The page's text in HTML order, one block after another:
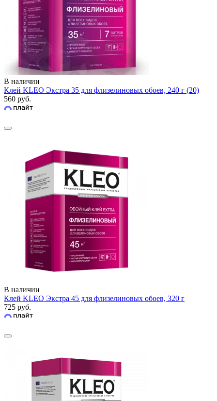
В наличии
Клей KLEO Экстра 35 для флизелиновых обоев, 240 г (20)
560 руб.
В наличии
Клей KLEO Экстра 45 для флизелиновых обоев, 320 г
725 руб.